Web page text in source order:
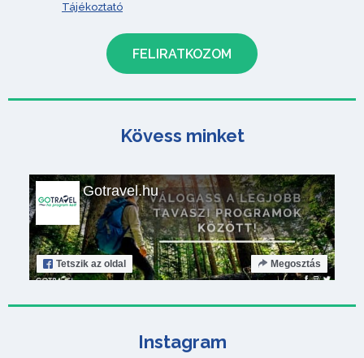
Tájékoztató
Kövess minket
Gotravel.hu
Tetszik az oldal Megosztás
Instagram